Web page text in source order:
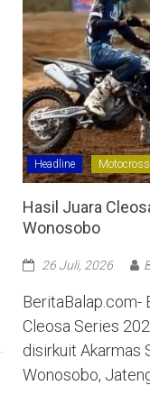
Headline
Hasil Juara
Wonosobo ‎
26 Juli, 2026
BeritaBalap.com-
Cleosa Series
disirkuit Akarmas
Wonosobo,